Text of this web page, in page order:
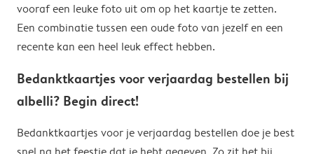
vooraf een leuke foto uit om op het kaartje te zetten.
Een combinatie tussen een oude foto van jezelf en een
recente kan een heel leuk effect hebben.
Bedanktkaartjes voor verjaardag bestellen bij
albelli? Begin direct!
Bedanktkaartjes voor je verjaardag bestellen doe je best